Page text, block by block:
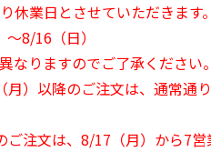
休業日とさせていただきます。
8/16（日）
なりますのでご了承ください。
月）以降のご注文は、通常通
ご注文は、8/17（月）から7